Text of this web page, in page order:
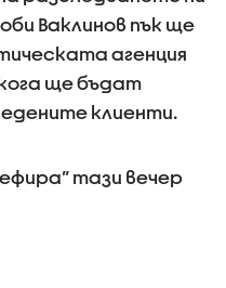
Ваклинов пък ще
агенция
кога ще бъдат
клиенти.
тази вечер